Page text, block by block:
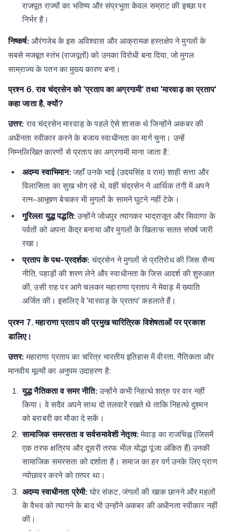
राजपूत राज्यों का भविष्य और संप्रभुता केवल सम्राट की इच्छा पर
निर्भर है।
निष्कर्ष:औरंगजेब के इस अविश्वास और आक्रामक हस्तक्षेप ने मुगलों के
सबसे मजबूत स्तंभ (राजपूतों) को उनका विरोधी बना दिया, जो मुगल
साम्राज्य के पतन का मुख्य कारण बना।
प्रश्न 6. राव चंद्रसेन को 'प्रताप का अग्रगामी' तथा 'मारवाड़ का प्रताप'
कहा जाता है, क्यों?
उत्तर: राव चंद्रसेन मारवाड़ के पहले ऐसे शासक थे जिन्होंने अकबर की
अधीनता स्वीकार करने के बजाय स्वाधीनता का मार्ग चुना। उन्हें
निम्नलिखित कारणों से प्रताप का अग्रगामी माना जाता है:
अदम्य स्वाभिमान:जहाँ उनके भाई (उदयसिंह व राम) शाही सत्ता और
विलासिता का सुख भोग रहे थे, वहीं चंद्रसेन ने आर्थिक तंगी में अपने
रत्न-आभूषण बेचकर भी मुगलों के सामने घुटने नहीं टेके।
गुरिल्ला युद्ध पद्धति:उन्होंने जोधपुर त्यागकर भाद्राजून और सिवाणा के
पर्वतों को अपना केंद्र बनाया और मुगलों के खिलाफ सतत संघर्ष जारी
रखा।
प्रताप के पथ-प्रदर्शक: चंद्रसेन ने मुगलों से प्रतिरोध की जिस सैन्य
नीति, पहाड़ों की शरण लेने और स्वाधीनता के जिस आदर्श की शुरुआत
की, उसी राह पर आगे चलकर महाराणा प्रताप ने मेवाड़ में ख्याति
अर्जित की। इसलिए वे 'मारवाड़ के प्रताप' कहलाते हैं।
प्रश्न 7. महाराणा प्रताप की प्रमुख चारित्रिक विशेषताओं पर प्रकाश
डालिए।
उत्तर: महाराणा प्रताप का चरित्र भारतीय इतिहास में वीरता, नैतिकता और
मानवीय मूल्यों का अनुपम उदाहरण है:
युद्ध नैतिकता व समर नीति:उन्होंने कभी निहत्थे शत्रु पर वार नहीं
किया। वे सदैव अपने साथ दो तलवारें रखते थे ताकि निहत्थे दुश्मन
को बराबरी का मौका दे सकें।
सामाजिक समरसता व सर्वसमावेशी नेतृत्व:मेवाड़ का राजचिह्न (जिसमें
एक तरफ क्षत्रिय और दूसरी तरफ भील योद्धा पूंजा अंकित हैं) उनकी
सामाजिक समरसता को दर्शाता है। समाज का हर वर्ग उनके लिए प्राण
न्योछावर करने को तत्पर था।
अदम्य स्वाधीनता प्रेमी: घोर संकट, जंगलों की खाक छानने और महलों
के वैभव को त्यागने के बाद भी उन्होंने अकबर की अधीनता स्वीकार नहीं
की।